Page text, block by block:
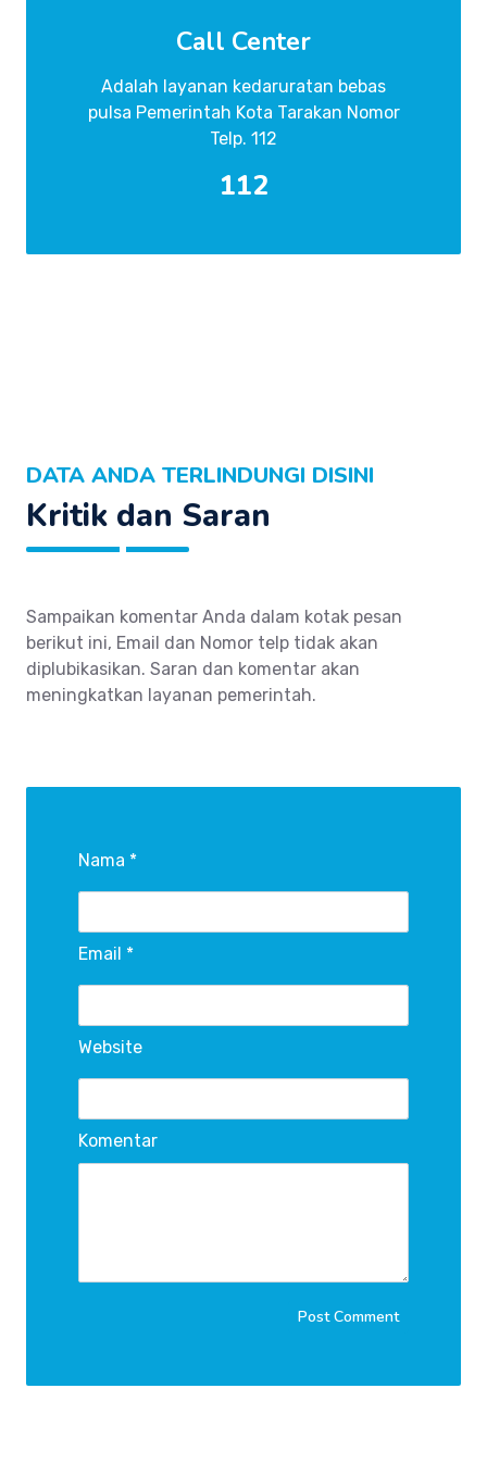
Call Center
Adalah layanan kedaruratan bebas
pulsa Pemerintah Kota Tarakan Nomor
Telp. 112
112
DATA ANDA TERLINDUNGI DISINI
Kritik dan Saran
Sampaikan komentar Anda dalam kotak pesan
berikut ini, Email dan Nomor telp tidak akan
diplubikasikan. Saran dan komentar akan
meningkatkan layanan pemerintah.
Nama *
Email *
Website
Komentar